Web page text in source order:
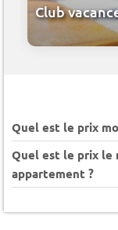
Club
Quel est le prix
Quel est le prix le
appartement ?